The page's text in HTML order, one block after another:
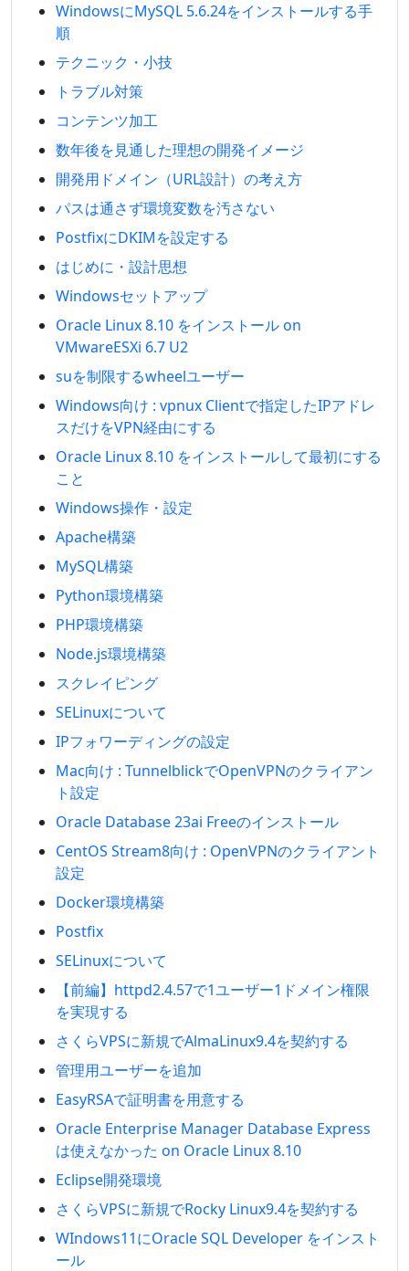
WindowsにMySQL 5.6.24をインストールする手
順
テクニック・小技
トラブル対策
コンテンツ加工
数年後を見通した理想の開発イメージ
開発用ドメイン（URL設計）の考え方
パスは通さず環境変数を汚さない
PostfixにDKIMを設定する
はじめに・設計思想
Windowsセットアップ
Oracle Linux 8.10 をインストール on
VMwareESXi 6.7 U2
suを制限するwheelユーザー
Windows向け : vpnux Clientで指定したIPアドレ
スだけをVPN経由にする
Oracle Linux 8.10 をインストールして最初にする
こと
Windows操作・設定
Apache構築
MySQL構築
Python環境構築
PHP環境構築
Node.js環境構築
スクレイピング
SELinuxについて
IPフォワーディングの設定
Mac向け : TunnelblickでOpenVPNのクライアン
ト設定
Oracle Database 23ai Freeのインストール
CentOS Stream8向け : OpenVPNのクライアント
設定
Docker環境構築
Postfix
SELinuxについて
【前編】httpd2.4.57で1ユーザー1ドメイン権限
を実現する
さくらVPSに新規でAlmaLinux9.4を契約する
管理用ユーザーを追加
EasyRSAで証明書を用意する
Oracle Enterprise Manager Database Express
は使えなかった on Oracle Linux 8.10
Eclipse開発環境
さくらVPSに新規でRocky Linux9.4を契約する
WIndows11にOracle SQL Developer をインスト
ール